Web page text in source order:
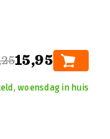
15,95
woensdag in huis